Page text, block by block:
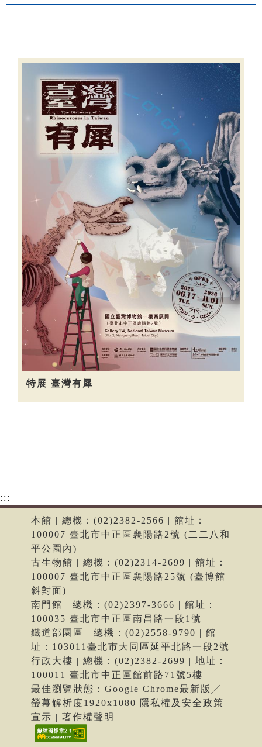
特展 臺灣有犀
:::
本館 | 總機：(02)2382-2566 | 館址：
100007 臺北市中正區襄陽路2號 (二二八和
平公園內)
古生物館 | 總機：(02)2314-2699 | 館址：
100007 臺北市中正區襄陽路25號 (臺博館
斜對面)
南門館 | 總機：(02)2397-3666 | 館址：
100035 臺北市中正區南昌路一段1號
鐵道部園區 | 總機：(02)2558-9790 | 館
址：103011臺北市大同區延平北路一段2號
行政大樓 | 總機：(02)2382-2699 | 地址：
100011 臺北市中正區館前路71號5樓
最佳瀏覽狀態：Google Chrome最新版╱
螢幕解析度1920x1080 隱私權及安全政策
宣示 | 著作權聲明